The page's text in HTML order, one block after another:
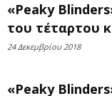
«Peaky
του τέταρτου
24 Δεκεμβρίου 2018
«Peaky